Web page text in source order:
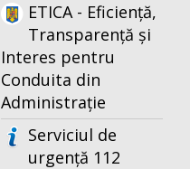
ETICA - Eficiență,
Transparență și
Interes pentru
Conduita din
Administrație
Serviciul de
urgență 112